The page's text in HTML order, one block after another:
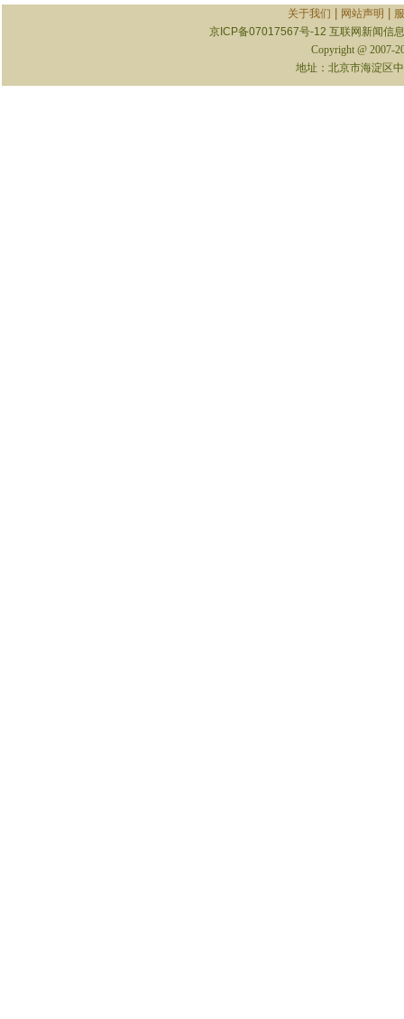
关于我们 网站声明
京ICP备07017567号-12 互联网新闻信
Copyright @ 2007-
地址：北京市海淀区